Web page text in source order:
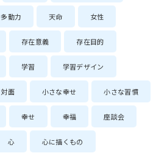
多動力 天命 女性
存在意義 存在目的
学習 学習デザイン
対面 小さな幸せ 小さな習慣
幸せ 幸福 座談会
心 心に描くもの